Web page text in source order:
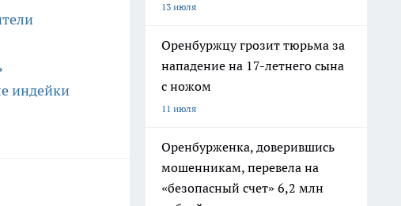
индейки
13 июля
Оренбуржцу грозит тюрьма за
нападение на 17-летнего сына
с ножом
11 июля
Оренбурженка, доверившись
мошенникам, перевела на
«безопасный счет» 6,2 млн